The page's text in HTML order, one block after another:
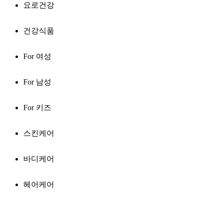
요로건강
건강식품
For 여성
For 남성
For 키즈
스킨케어
바디케어
헤어케어